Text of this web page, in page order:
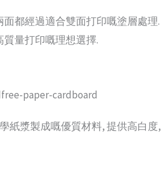
都經過適合雙面打印嘅塗層處理.
量打印嘅理想選擇.
紙漿製成嘅優質材料, 提供高白度,